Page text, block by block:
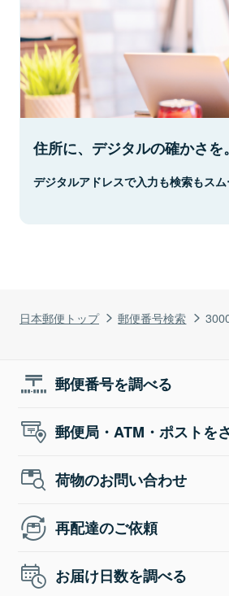
日本郵便トップ 郵便番号検索
住所に、デジタルの確かさを。
デジタルアドレスで入力も検索もスム
郵便番号を調べる
郵便局・ATM・ポストを
荷物のお問い合わせ
再配達のご依頼
お届け日数を調べる